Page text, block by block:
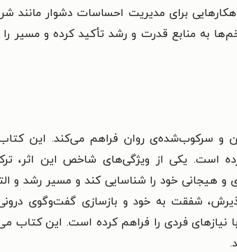
برای مدیریت احساسات دشوار مانند
به منابع قدرت و رشد تأکید کرده و مسیر
و سرکوب‌شده‌ی روان فراهم می‌کند. این
است. یکی از ویژگی‌های شاخص این اثر،
و هیجانی خود را شناسایی کند و مسیر رشد و
شفقت به خود و بازسازی گفت‌وگوی
فردی را فراهم کرده است. این کتاب